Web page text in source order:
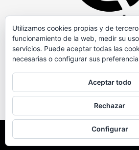
Copyright © Todos los
Utilizamos cookies propias y de
funcionamiento de la web, medir su
servicios. Puede aceptar todas las
necesarias o configurar sus
Aceptar todo
Rechazar
Configurar